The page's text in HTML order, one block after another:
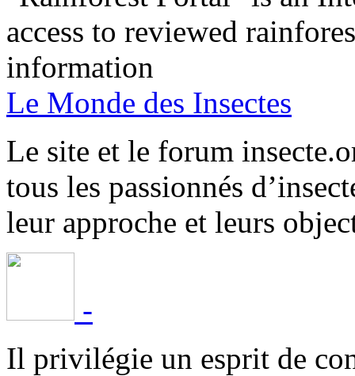
access to reviewed
information
Le Monde des Insectes
Le site et le forum
tous les passionnés
leur approche et leurs
-
Il privilégie un esprit de